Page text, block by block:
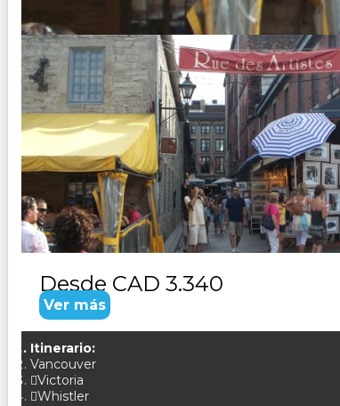
CANADA VANCOUVER -
Duración:
12Días 11Noches
Paquete Turistico de 12 dias 11 noches
Desde CAD 3.340
Ver más
Itinerario:
Vancouver
Victoria
Whistler